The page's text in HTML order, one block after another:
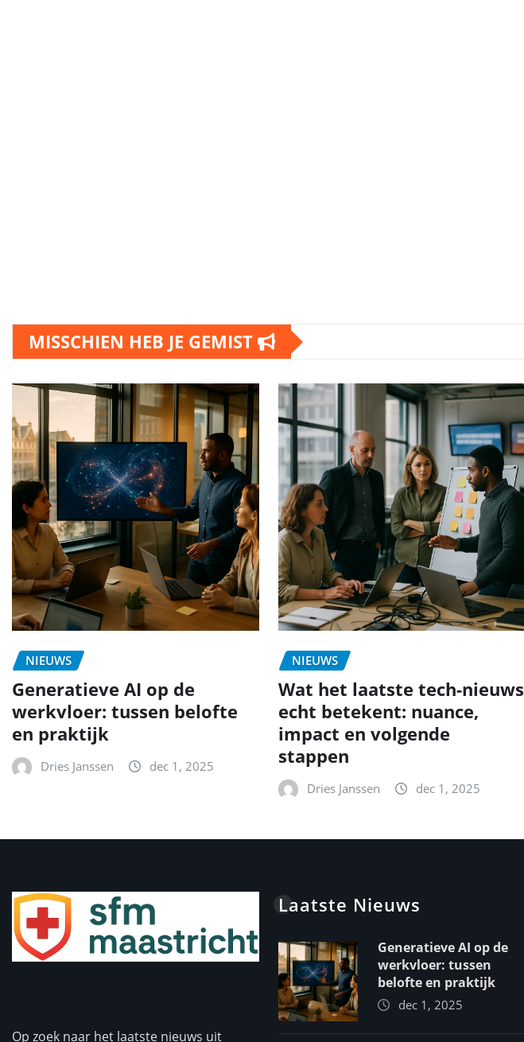
MISSCHIEN HEB JE GEMIST
NIEUWS
Generatieve AI op de
werkvloer: tussen belofte
en praktijk
Dries Janssen dec 1, 2025
NIEUWS
Wat het laatste tech-nieuws
echt betekent: nuance,
impact en volgende
stappen
Dries Janssen dec 1, 2025
Op zoek naar het laatste nieuws uit
Laatste Nieuws
Generatieve AI op de
werkvloer: tussen
belofte en praktijk
dec 1, 2025